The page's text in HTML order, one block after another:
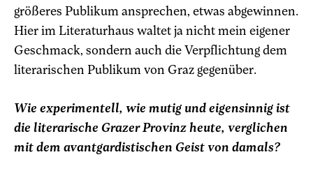
größeres Publikum ansprechen, etwas abgewinnen.
Hier im Literaturhaus waltet ja nicht mein eigener
Geschmack, sondern auch die Verpflichtung dem
literarischen Publikum von Graz gegenüber.
Wie experimentell, wie mutig und eigensinnig ist
die literarische Grazer Provinz heute, verglichen
mit dem avantgardistischen Geist von damals?